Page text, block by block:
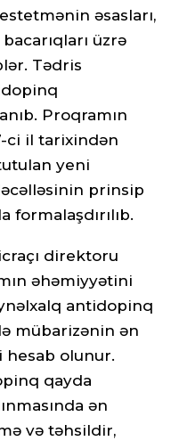
əsasları,
üzrə
Tədris
Proqramın
ci il tarixindən
yeni
prinsip
formalaşdırılıb.
direktoru
əhəmiyyətini
antidopinq
mübarizənin ən
olunur.
qayda
ən
və təhsildir,